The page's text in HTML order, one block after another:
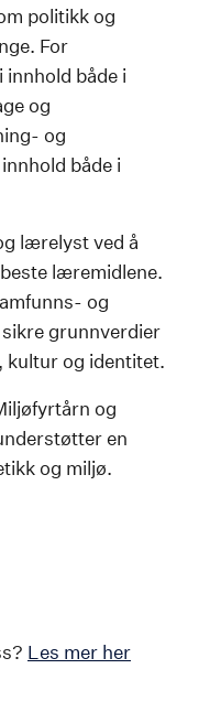
politikk og
For
både i
og
og
både i
lærelyst ved å
læremidlene.
og
grunnverdier
kultur og identitet.
og
en
og miljø.
Les mer her